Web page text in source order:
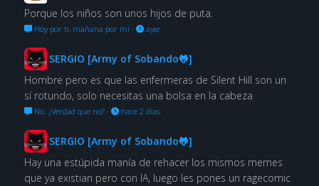
Porque los niños son unos hijos de puta.
Hoy por ti, mañana por mí· ayer
SERGIO [Army of Sobando🐸]
Hombre pero es que las enfermeras de Silent Hill son un
sí rotundo, solo necesitas una bolsa en la cabeza
No. ¿Verdad que no?· hace 2 días
SERGIO [Army of Sobando🐸]
Hay una estúpida manía de rehacer los mismos memes
que ya existian pero con IA, luego les pones un ragecomic